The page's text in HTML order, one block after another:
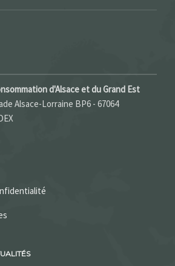
d'Alsace et du Grand Est
Alsace-Lorraine BP6 - 67064